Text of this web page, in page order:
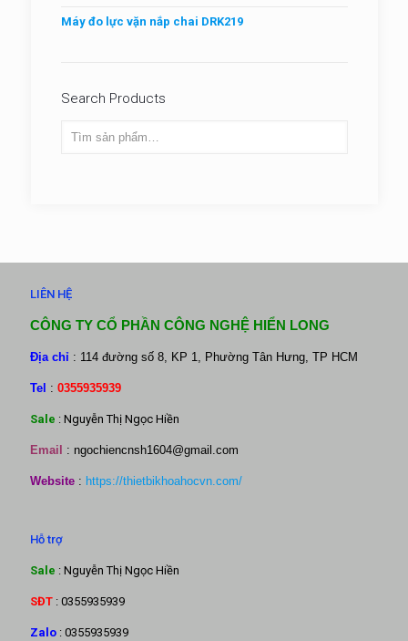
Máy đo lực vặn nắp chai DRK219
Search Products
LIÊN HỆ
CÔNG TY CỔ PHẦN CÔNG NGHỆ HIỂN LONG
Địa chỉ : 114 đường số 8, KP 1, Phường Tân Hưng, TP HCM
Tel : 0355935939
Sale : Nguyễn Thị Ngọc Hiền
Email : ngochiencnsh1604@gmail.com
Website : https://thietbikhoahocvn.com/
Hỗ trợ
Sale : Nguyễn Thị Ngọc Hiền
SĐT : 0355935939
Zalo : 0355935939